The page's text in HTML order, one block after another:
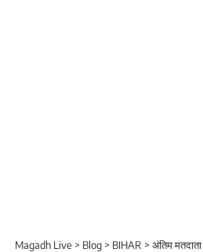
Magadh Live > Blog > BIHAR > अंतिम